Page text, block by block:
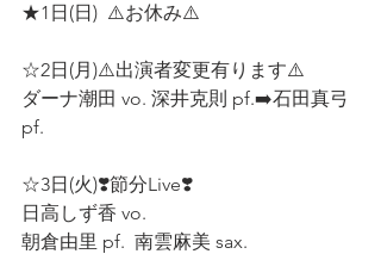
★1日(日)  ⚠️お休み⚠️
☆2日(月)⚠️出演者変更有ります⚠️
ダーナ潮田 vo. 深井克則 pf.➡️石田真弓
pf.
☆3日(火)❣️節分Live❣️
日高しず香 vo.
朝倉由里 pf.  南雲麻美 sax.